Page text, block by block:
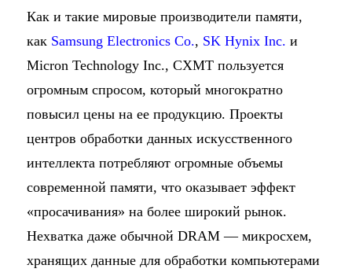
Как и такие мировые производители памяти,
как Samsung Electronics Co., SK Hynix Inc. и
Micron Technology Inc., CXMT пользуется
огромным спросом, который многократно
повысил цены на ее продукцию. Проекты
центров обработки данных искусственного
интеллекта потребляют огромные объемы
современной памяти, что оказывает эффект
«просачивания» на более широкий рынок.
Нехватка даже обычной DRAM — микросхем,
хранящих данные для обработки компьютерами